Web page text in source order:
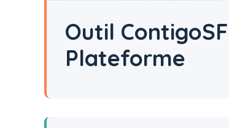
Outil
Plateforme